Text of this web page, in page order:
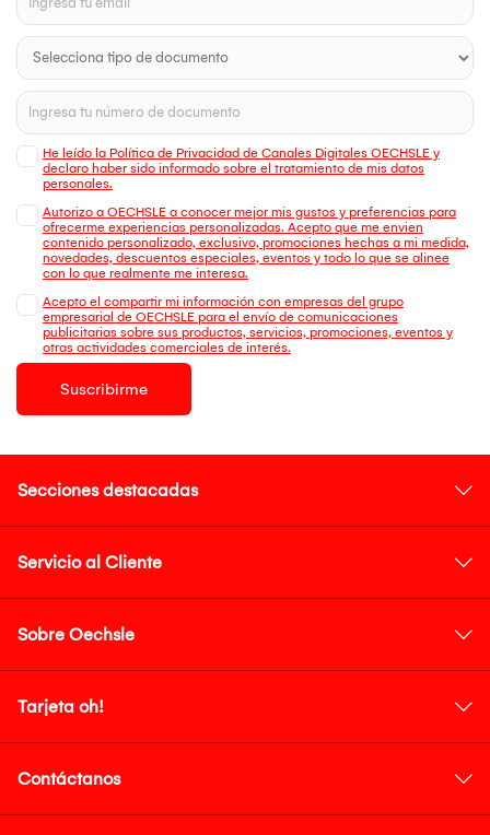
He leído la Política de Privacidad de Canales Digitales OECHSLE y
declaro haber sido informado sobre el tratamiento de mis datos
personales.
Autorizo a OECHSLE a conocer mejor mis gustos y preferencias para
ofrecerme experiencias personalizadas. Acepto que me envien
contenido personalizado, exclusivo, promociones hechas a mi medida,
novedades, descuentos especiales, eventos y todo lo que se alinee
con lo que realmente me interesa.
Acepto el compartir mi información con empresas del grupo
empresarial de OECHSLE para el envío de comunicaciones
publicitarias sobre sus productos, servicios, promociones, eventos y
otras actividades comerciales de interés.
Suscribirme
Secciones destacadas
Servicio al Cliente
Sobre Oechsle
Tarjeta oh!
Contáctanos